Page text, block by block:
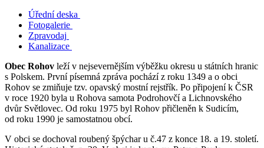
Úřední deska
Fotogalerie
Zpravodaj
Kanalizace
Obec Rohov leží v nejsevernějším výběžku okresu u státních hranic
s Polskem. První písemná zpráva pochází z roku 1349 a o obci
Rohov se zmiňuje tzv. opavský mostní rejstřík. Po připojení k ČSR
v roce 1920 byla u Rohova samota Podrohovčí a Lichnovského
dvůr Světlovec. Od roku 1975 byl Rohov přičleněn k Sudicím,
od roku 1990 je samostatnou obcí.
V obci se dochoval roubený špýchar u č.47 z konce 18. a 19. století.